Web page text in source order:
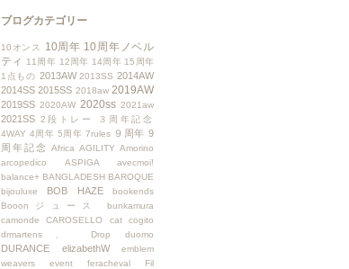
ブログカテゴリー
10オンス 10周年 10周年ノベル
ティ
11周年 12周年 14周年 15周年
1点もの 2013AW 2013SS 2014AW
2014SS 2015SS 2018aw 2019AW
2019SS 2020AW 2020ss 2021aw
2021SS 2段トレー
３周年記念
4WAY 4周年 5周年 7rules ９周年 9
周年記念
Africa AGILITY Amorino
arcopedico
ASPIGA
avecmoi!
balance+ BANGLADESH BAROQUE
bijouluxe
BOB HAZE
bookends
Booonジュース
bunkamura
camonde
CAROSELLO cat
cogito
drmartens、
Drop duomo
DURANCE elizabethW
emblem
weavers
event feracheval
Fil